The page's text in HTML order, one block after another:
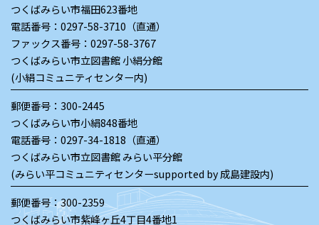
つくばみらい市福田623番地
電話番号： 0297-58-3710（直通）
ファックス番号：0297-58-3767
つくばみらい市立図書館 小絹分館
(小絹コミュニティセンター内)
郵便番号：300-2445
つくばみらい市小絹848番地
電話番号： 0297-34-1818（直通）
つくばみらい市立図書館 みらい平分館
(みらい平コミュニティセンターsupported by 成島建設内)
郵便番号：300-2359
つくばみらい市紫峰ヶ丘4丁目4番地1